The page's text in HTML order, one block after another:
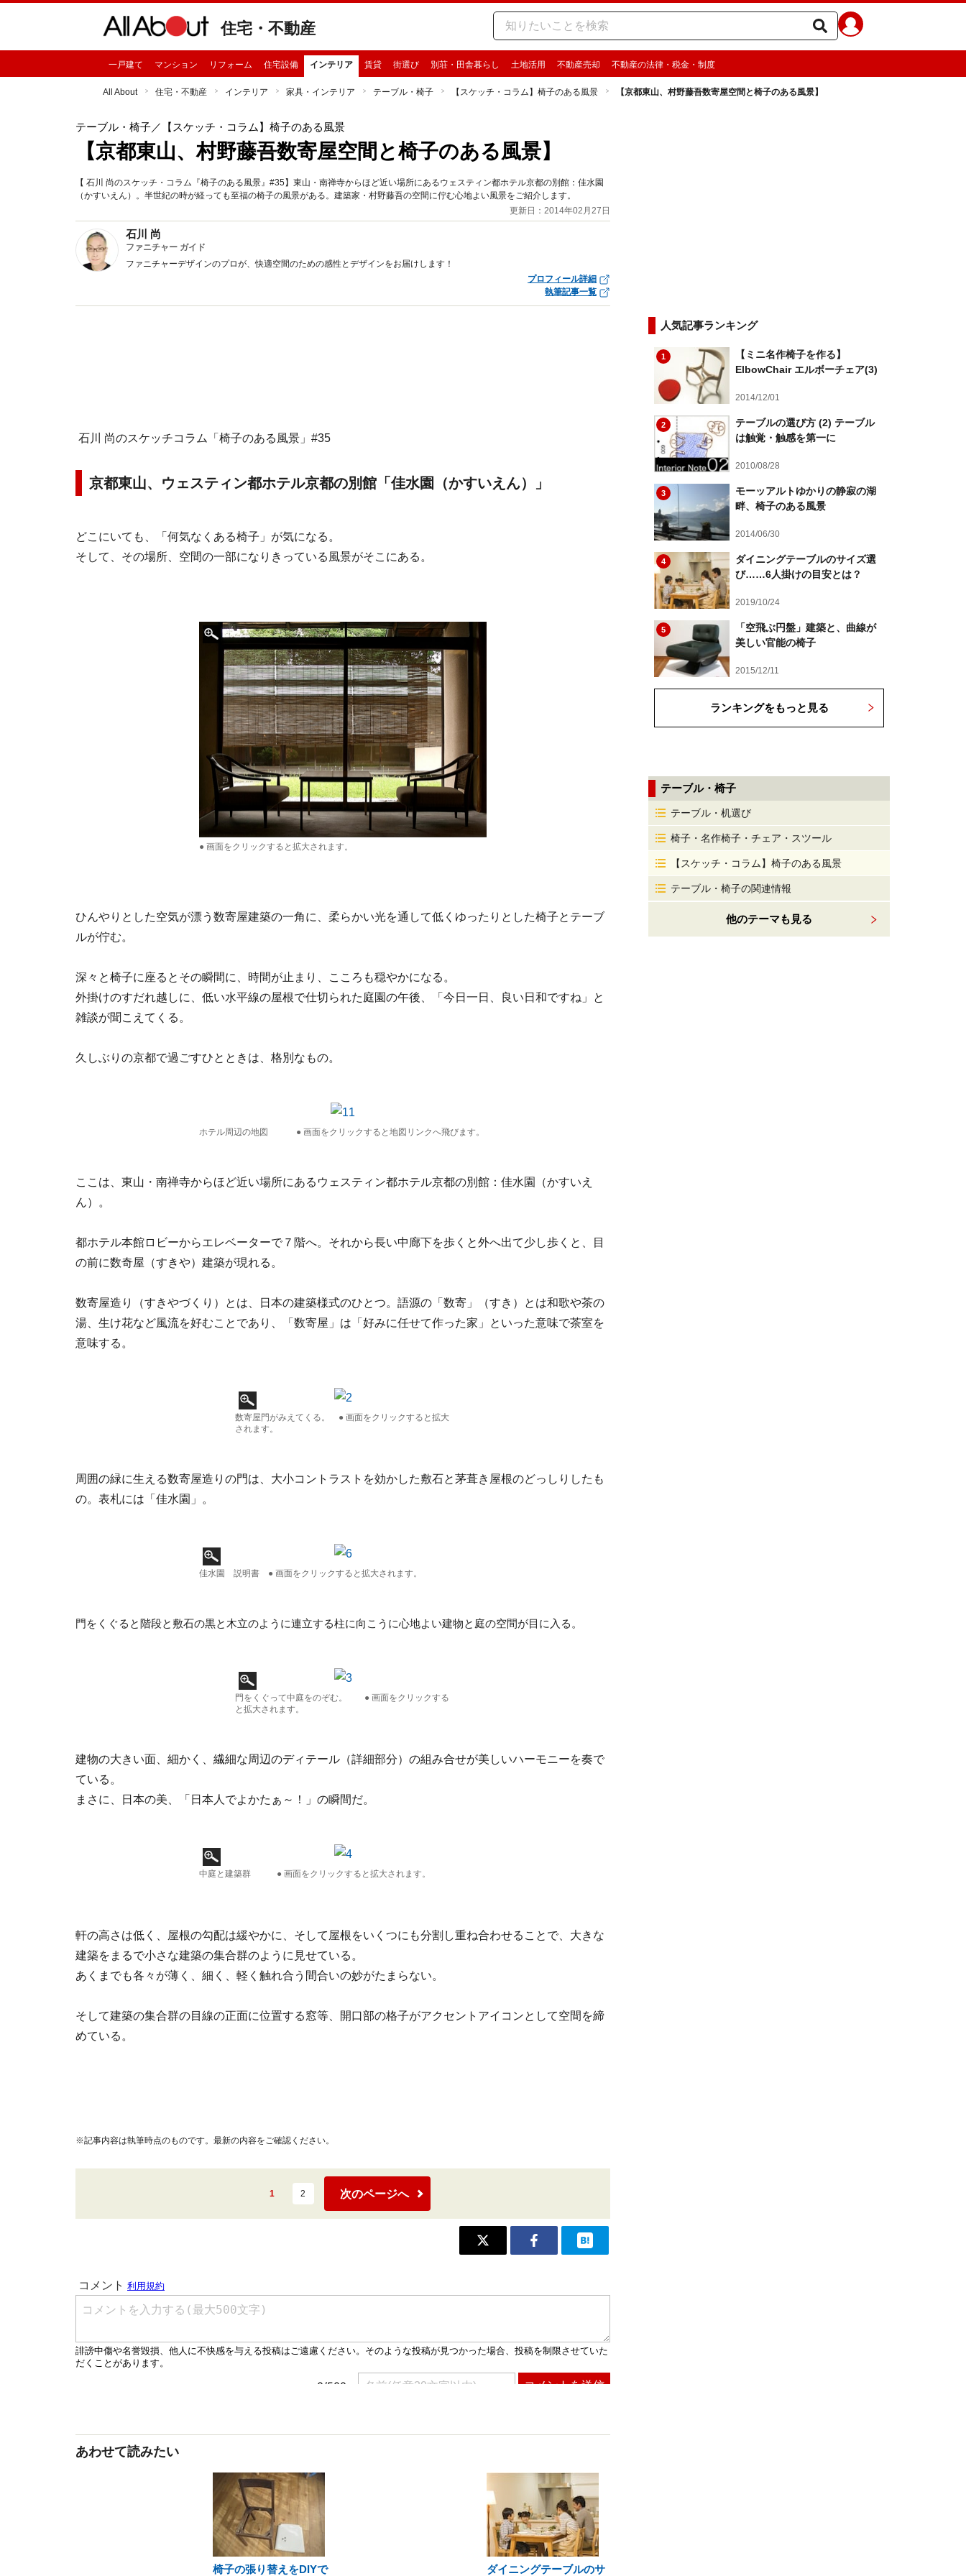
住宅・不動産
一戸建て マンション リフォーム 住宅設備 インテリア 賃貸 街選び 別荘・田舎暮らし 土地活用 不動産売却 不動産の法律・税金・制度
All About 住宅・不動産 インテリア 家具・インテリア テーブル・椅子 【スケッチ・コラム】椅子のある風景 【京都東山、村野藤吾数寄屋空間と椅子のある風景】
テーブル・椅子／【スケッチ・コラム】椅子のある風景
【京都東山、村野藤吾数寄屋空間と椅子のある風景】
【 石川 尚のスケッチ・コラム『椅子のある風景』#35】東山・南禅寺からほど近い場所にあるウェスティン都ホテル京都の別館：佳水園
（かすいえん）。半世紀の時が経っても至福の椅子の風景がある。建築家・村野藤吾の空間に佇む心地よい風景をご紹介します。
更新日：2014年02月27日
石川 尚
ファニチャー ガイド
ファニチャーデザインのプロが、快適空間のための感性とデザインをお届けします！
プロフィール詳細
執筆記事一覧
石川 尚のスケッチコラム「椅子のある風景」#35
京都東山、ウェスティン都ホテル京都の別館「佳水園（かすいえん）」
どこにいても、「何気なくある椅子」が気になる。
そして、その場所、空間の一部になりきっている風景がそこにある。
● 画面をクリックすると拡大されます。
ひんやりとした空気が漂う数寄屋建築の一角に、柔らかい光を通して低くゆったりとした椅子とテーブ
ルが佇む。
深々と椅子に座るとその瞬間に、時間が止まり、こころも穏やかになる。
外掛けのすだれ越しに、低い水平線の屋根で仕切られた庭園の午後、「今日一日、良い日和ですね」と
雑談が聞こえてくる。
久しぶりの京都で過ごすひとときは、格別なもの。
ホテル周辺の地図 ● 画面をクリックすると地図リンクへ飛びます。
ここは、東山・南禅寺からほど近い場所にあるウェスティン都ホテル京都の別館：佳水園（かすいえ
ん）。
都ホテル本館ロビーからエレベーターで７階へ。それから長い中廊下を歩くと外へ出て少し歩くと、目
の前に数奇屋（すきや）建築が現れる。
数寄屋造り（すきやづくり）とは、日本の建築様式のひとつ。語源の「数寄」（すき）とは和歌や茶の
湯、生け花など風流を好むことであり、「数寄屋」は「好みに任せて作った家」といった意味で茶室を
意味する。
数寄屋門がみえてくる。 ● 画面をクリックすると拡大
されます。
周囲の緑に生える数寄屋造りの門は、大小コントラストを効かした敷石と茅葺き屋根のどっしりしたも
の。表札には「佳水園」。
佳水園 説明書 ● 画面をクリックすると拡大されます。
門をくぐると階段と敷石の黒と木立のように連立する柱に向こうに心地よい建物と庭の空間が目に入る。
門をくぐって中庭をのぞむ。 ● 画面をクリックする
と拡大されます。
建物の大きい面、細かく、繊細な周辺のディテール（詳細部分）の組み合せが美しいハーモニーを奏で
ている。
まさに、日本の美、「日本人でよかたぁ～！」の瞬間だ。
中庭と建築群 ● 画面をクリックすると拡大されます。
軒の高さは低く、屋根の勾配は緩やかに、そして屋根をいくつにも分割し重ね合わせることで、大きな
建築をまるで小さな建築の集合群のように見せている。
あくまでも各々が薄く、細く、軽く触れ合う間合いの妙がたまらない。
そして建築の集合群の目線の正面に位置する窓等、開口部の格子がアクセントアイコンとして空間を締
めている。
※記事内容は執筆時点のものです。最新の内容をご確認ください。
1 2 次のページへ
あわせて読みたい
椅子の張り替えをDIYで ダイニングテーブルのサ
人気記事ランキング
1
【ミニ名作椅子を作る】
ElbowChair エルボーチェア(3)
2014/12/01
2
テーブルの選び方 (2) テーブル
は触覚・触感を第一に
2010/08/28
3
モーッアルトゆかりの静寂の湖
畔、椅子のある風景
2014/06/30
4
ダイニングテーブルのサイズ選
び……6人掛けの目安とは？
2019/10/24
5
「空飛ぶ円盤」建築と、曲線が
美しい官能の椅子
2015/12/11
ランキングをもっと見る
テーブル・椅子
テーブル・机選び
椅子・名作椅子・チェア・スツール
【スケッチ・コラム】椅子のある風景
テーブル・椅子の関連情報
他のテーマも見る